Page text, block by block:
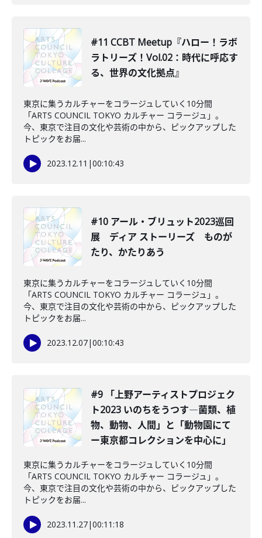
#11 CCBT Meetup『ハロー！ラボ
ラトリーズ！Vol.02：時代に呼応す
る、世界の文化拠点』
東京に集うカルチャーをコラージュしていく10分間
「ARTS COUNCIL TOKYO カルチャー コラージュ」。
今、東京で注目の文化や芸術の中から、ピックアップした
トピックをお届...
2023.12.11 |00:10:43
#10 アール・ブリュット2023巡回
展 ディア ストーリーズ ものが
たり、かたりあう
東京に集うカルチャーをコラージュしていく10分間
「ARTS COUNCIL TOKYO カルチャー コラージュ」。
今、東京で注目の文化や芸術の中から、ピックアップした
トピックをお届...
2023.12.07|00:10:43
#9 「上野アーティストプロジェク
ト2023 いのちをうつす―菌類、植
物、動物、人間」と「動物園にて
ー東京都コレクションを中心に」
東京に集うカルチャーをコラージュしていく10分間
「ARTS COUNCIL TOKYO カルチャー コラージュ」。
今、東京で注目の文化や芸術の中から、ピックアップした
トピックをお届...
2023.11.27|00:11:18